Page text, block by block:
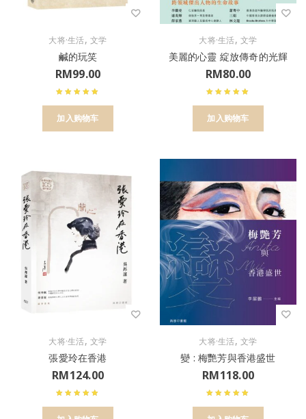
大将·生活,文学
鹹的玩笑
RM99.00
加入购物车
大将·生活,文学
美麗的心靈 綻放傳奇的光輝
RM80.00
加入购物车
大将·生活,文学
張愛玲在香港
RM124.00
大将·生活,文学
變 : 梅艷芳與香港盛世
RM118.00